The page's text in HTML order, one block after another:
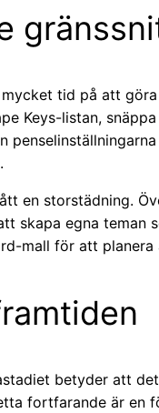
tid på att
Keys-listan,
en storstädning.
skapa egna teman
mall för att planera
betyder att
fortfarande är en